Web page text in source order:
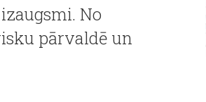
No
pārvaldē un